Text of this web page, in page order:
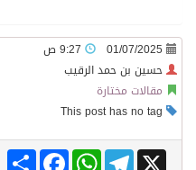
01/07/2025
حسين بن حمد الرقيب
مقالات مختارة
Share
FacebookWhatsAppTelegram X